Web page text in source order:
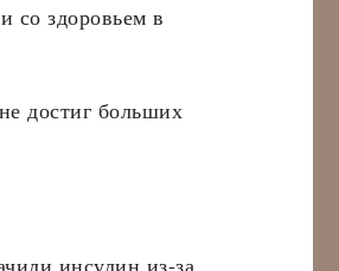
со здоровьем в
достиг больших
инсулин из-за